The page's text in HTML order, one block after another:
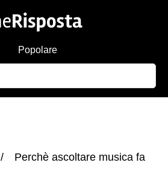
Popolare
Perchè ascoltare musica fa